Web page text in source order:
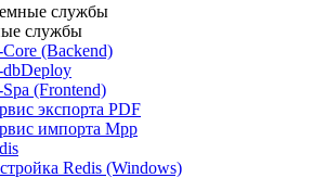
службы
службы
Core (Backend)
dbDeploy
Spa (Frontend)
экспорта PDF
импорта Mpp
Redis (Windows)